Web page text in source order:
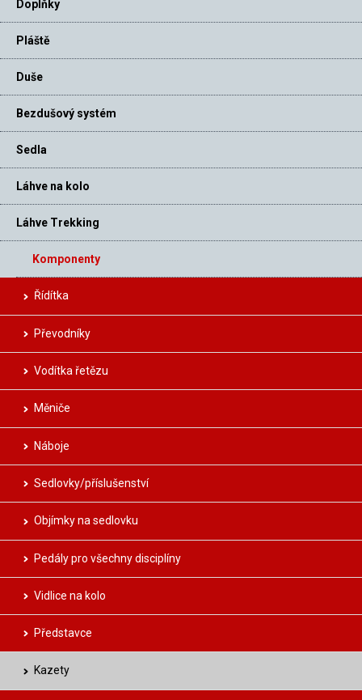
Doplňky
Pláště
Duše
Bezdušový systém
Sedla
Láhve na kolo
Láhve Trekking
Komponenty
Řídítka
Převodníky
Vodítka řetězu
Měniče
Náboje
Sedlovky/příslušenství
Objímky na sedlovku
Pedály pro všechny disciplíny
Vidlice na kolo
Představce
Kazety